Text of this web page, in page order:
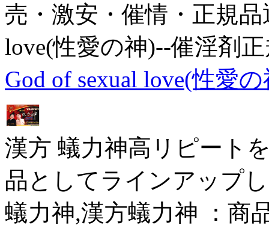
売・激安・催情・正規品
love(性愛の神)--催淫剤
God of sexual love(性愛
漢方 蟻力神高リピート
品としてラインアップ
蟻力神,漢方蟻力神 ：商